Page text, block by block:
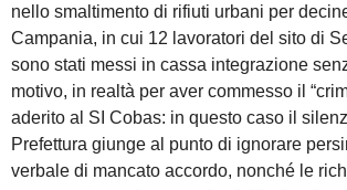
nello smaltimento di rifiuti urbani per
Campania, in cui 12 lavoratori del sito di
sono stati messi in cassa integrazione
motivo, in realtà per aver commesso il
aderito al SI Cobas: in questo caso il
Prefettura giunge al punto di ignorare
verbale di mancato accordo, nonché le